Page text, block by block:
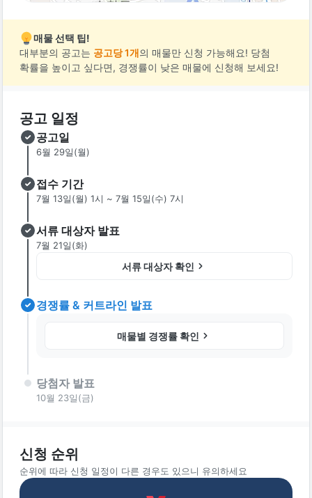
매물 선택 팁!
대부분의 공고는 공고당 1개의 매물만 신청 가능해요! 당첨
확률을 높이고 싶다면, 경쟁률이 낮은 매물에 신청해 보세요!
공고 일정
공고일
6월 29일(월)
접수 기간
7월 13일(월) 1시 ~ 7월 15일(수) 7시
서류 대상자 발표
7월 21일(화)
서류 대상자 확인
경쟁률 & 커트라인 발표
매물별 경쟁률 확인
당첨자 발표
10월 23일(금)
신청 순위
순위에 따라 신청 일정이 다른 경우도 있으니 유의하세요